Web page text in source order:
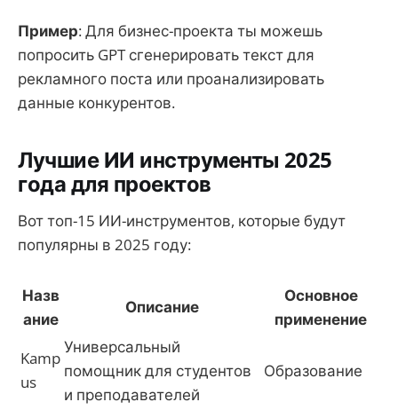
Пример: Для бизнес-проекта ты можешь
попросить GPT сгенерировать текст для
рекламного поста или проанализировать
данные конкурентов.
Лучшие ИИ инструменты 2025
года для проектов
Вот топ-15 ИИ-инструментов, которые будут
популярны в 2025 году:
Назв
ание
Описание
Основное
применение
Kamp
us
Универсальный
помощник для студентов
и преподавателей
Образование